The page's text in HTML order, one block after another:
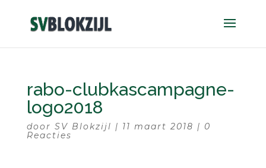
rabo-clubkascampagne-
logo2018
door SV Blokzijl | 11 maart 2018 | 0
Reacties